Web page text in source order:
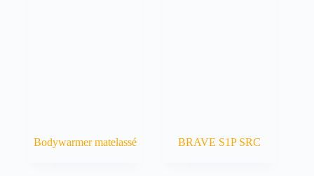
Bodywarmer matelassé BRAVE S1P SRC